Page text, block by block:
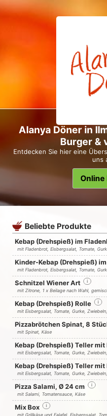
Alanya Döner in
Burger &
Entdecken Sie hier eine
uns
Online
Beliebte Produkte
Kebap (Drehspieß) im
mit Fladenbrot, Eisbergsalat, Tomate,
Kinder-Kebap (Drehspieß)
mit Fladenbrot, Eisbergsalat, Tomate,
Schnitzel Wiener Art i
mit Zitrone, 1 x Beilage nach Wahl,
Kebap (Drehspieß) Rolle i
mit Eisbergsalat, Tomate, Gurke,
Pizzabrötchen Spinat, 8
mit Spinat, Käse
Kebap (Drehspieß) Teller
mit Eisbergsalat, Tomate, Gurke,
Kebap (Drehspieß) Teller mit
mit Eisbergsalat, Tomate, Gurke,
Pizza Salami, Ø 24 cm i
mit Salami, Tomatensauce, Käse
Mix Box i
mit Grillkäse und Falafel, Eisbergsalat,